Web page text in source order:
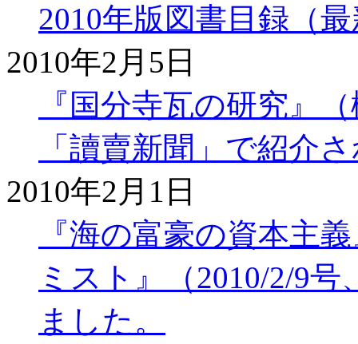
2010年版図書目録（
2010年2月5日
『国分寺瓦の研究』
「讀賣新聞」で紹介
2010年2月1日
『海の富豪の資本主
ミスト』（2010/2/9
ました。